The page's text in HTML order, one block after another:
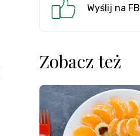
Wyślij na FB
Zobacz też